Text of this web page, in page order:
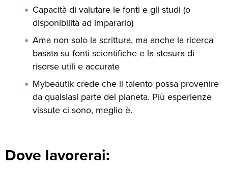
Capacità di valutare le fonti e gli studi (o
disponibilità ad impararlo)
Ama non solo la scrittura, ma anche la ricerca
basata su fonti scientifiche e la stesura di
risorse utili e accurate
Mybeautik crede che il talento possa provenire
da qualsiasi parte del pianeta. Più esperienze
vissute ci sono, meglio è.
Dove lavorerai: